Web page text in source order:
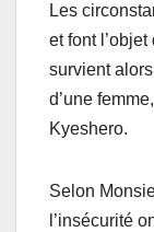
Les
et font
survient
d’une
Kyeshero.
Selon
l’insécurité